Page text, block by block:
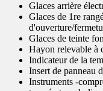
Glaces arrière
Glaces de 1re
d'ouverture/
Glaces de teinte
Hayon relevable à
Indicateur de la
Insert de panneau
Instruments -